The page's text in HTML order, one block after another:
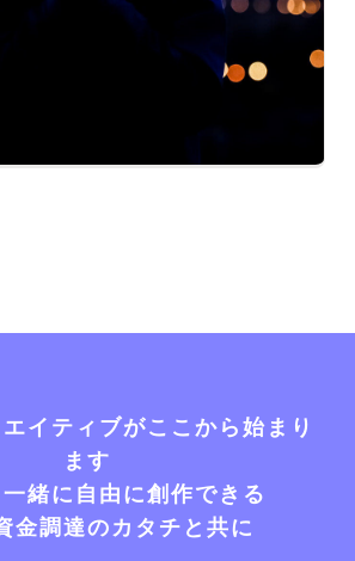
イティブがここから始まり
ます
緒に自由に創作できる
金調達のカタチと共に